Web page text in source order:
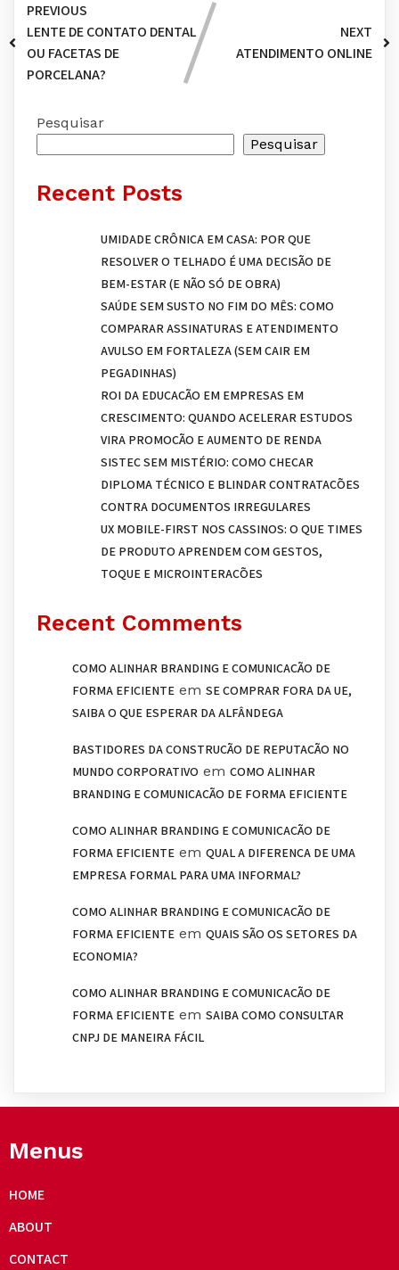
PREVIOUS
LENTE DE CONTATO DENTAL
OU FACETAS DE
PORCELANA?
NEXT
ATENDIMENTO ONLINE
Pesquisar
Pesquisar
Recent Posts
UMIDADE CRÔNICA EM CASA: POR QUE
RESOLVER O TELHADO É UMA DECISÃO DE
BEM-ESTAR (E NÃO SÓ DE OBRA)
SAÚDE SEM SUSTO NO FIM DO MÊS: COMO
COMPARAR ASSINATURAS E ATENDIMENTO
AVULSO EM FORTALEZA (SEM CAIR EM
PEGADINHAS)
ROI DA EDUCAÇÃO EM EMPRESAS EM
CRESCIMENTO: QUANDO ACELERAR ESTUDOS
VIRA PROMOÇÃO E AUMENTO DE RENDA
SISTEC SEM MISTÉRIO: COMO CHECAR
DIPLOMA TÉCNICO E BLINDAR CONTRATAÇÕES
CONTRA DOCUMENTOS IRREGULARES
UX MOBILE-FIRST NOS CASSINOS: O QUE TIMES
DE PRODUTO APRENDEM COM GESTOS,
TOQUE E MICROINTERAÇÕES
Recent Comments
COMO ALINHAR BRANDING E COMUNICAÇÃO DE
FORMA EFICIENTE em SE COMPRAR FORA DA UE,
SAIBA O QUE ESPERAR DA ALFÂNDEGA
BASTIDORES DA CONSTRUÇÃO DE REPUTAÇÃO NO
MUNDO CORPORATIVO em COMO ALINHAR
BRANDING E COMUNICAÇÃO DE FORMA EFICIENTE
COMO ALINHAR BRANDING E COMUNICAÇÃO DE
FORMA EFICIENTE em QUAL A DIFERENÇA DE UMA
EMPRESA FORMAL PARA UMA INFORMAL?
COMO ALINHAR BRANDING E COMUNICAÇÃO DE
FORMA EFICIENTE em QUAIS SÃO OS SETORES DA
ECONOMIA?
COMO ALINHAR BRANDING E COMUNICAÇÃO DE
FORMA EFICIENTE em SAIBA COMO CONSULTAR
CNPJ DE MANEIRA FÁCIL
Menus
HOME
ABOUT
CONTACT